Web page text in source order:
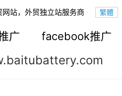
网站，外贸独立站服务商
广 facebook推广
案例展示>B2B外贸独立站